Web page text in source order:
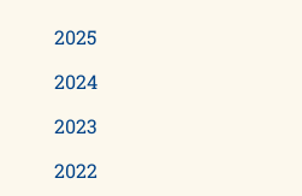
2025
2024
2023
2022